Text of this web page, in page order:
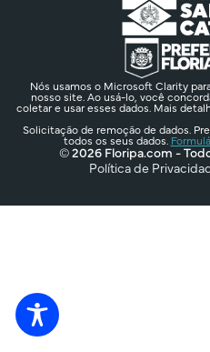
Nós usamos o Microsoft Clarity
nosso site. Ao usá-lo, você
coletar e usar esses dados. Mais
Solicitação de remoção de dados.
todos os seus dados.
© 2026 Floripa.com -
Política de